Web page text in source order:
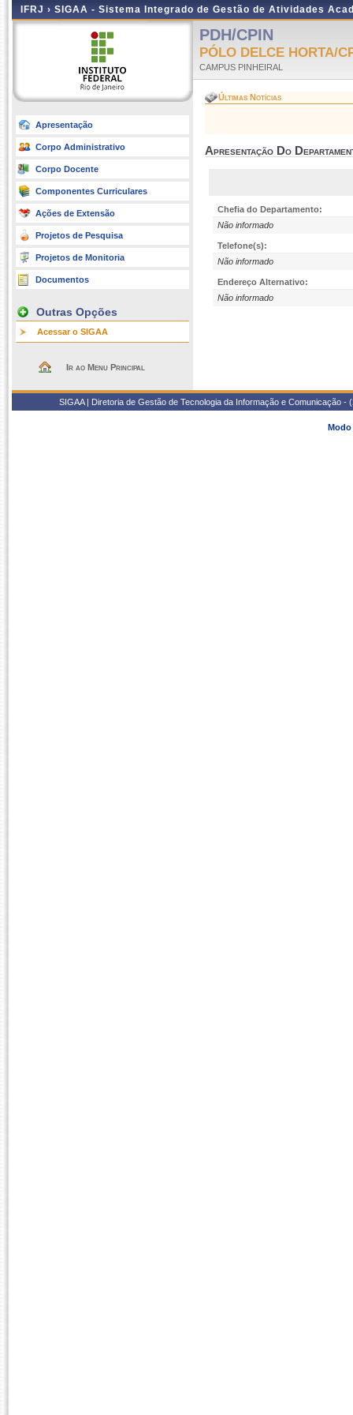
IFRJ › SIGAA - Sistema Integrado de Gestão de Atividades
Apresentação
Corpo Administrativo
Corpo Docente
Componentes Curriculares
Ações de Extensão
Projetos de Pesquisa
Projetos de Monitoria
Documentos
Outras Opções
Acessar o SIGAA
Ir ao Menu Principal
PDH/CPIN
PÓLO DELCE HORTA/
CAMPUS PINHEIRAL
Últimas Notícias
Apresentação Do
Chefia do Departamento:
Não informado
Telefone(s):
Não informado
Endereço Alternativo:
Não informado
SIGAA | Diretoria de Gestão de Tecnologia da Informação e
Modo